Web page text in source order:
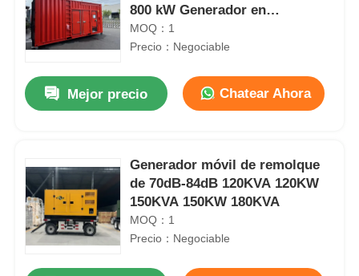
800 kW Generador en
contenedor
MOQ：1
Precio：Negociable
Mejor precio Chatear Ahora
Generador móvil de remolque
de 70dB-84dB 120KVA 120KW
150KVA 150KW 180KVA
MOQ：1
Precio：Negociable